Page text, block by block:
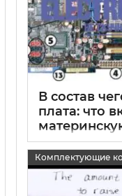
В состав
плата: что
Комплектующие